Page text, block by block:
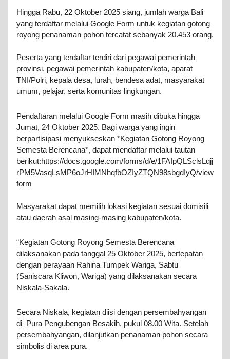
Hingga Rabu, 22 Oktober 2025 siang, jumlah warga Bali
yang terdaftar melalui Google Form untuk kegiatan gotong
royong penanaman pohon tercatat sebanyak 20.453 orang.
Peserta yang terdaftar terdiri dari pegawai pemerintah
provinsi, pegawai pemerintah kabupaten/kota, aparat
TNI/Polri, kepala desa, lurah, bendesa adat, masyarakat
umum, pelajar, serta komunitas lingkungan.
Pendaftaran melalui Google Form masih dibuka hingga
Jumat, 24 Oktober 2025. Bagi warga yang ingin
berpartisipasi menyukseskan *Kegiatan Gotong Royong
Semesta Berencana*, dapat mendaftar melalui tautan
berikut:https://docs.google.com/forms/d/e/1FAIpQLSclsLqjj
rPM5VasqLsMP6oJrHIMNhqfbOZIyZTQN98sbgdIyQ/view
form
Masyarakat dapat memilih lokasi kegiatan sesuai domisili
atau daerah asal masing-masing kabupaten/kota.
“Kegiatan Gotong Royong Semesta Berencana
dilaksanakan pada tanggal 25 Oktober 2025, bertepatan
dengan perayaan Rahina Tumpek Wariga, Sabtu
(Saniscara Kliwon, Wariga) yang dilaksanakan secara
Niskala-Sakala.
Secara Niskala, kegiatan diisi dengan persembahyangan
di Pura Pengubengan Besakih, pukul 08.00 Wita. Setelah
persembahyangan, dilanjutkan penanaman pohon secara
simbolis di area pura.